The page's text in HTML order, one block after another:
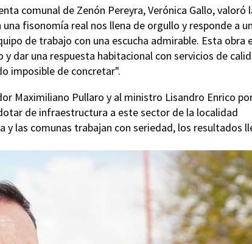
comunal de Zenón Pereyra, Verónica Gallo, valoró
fisonomía real nos llena de orgullo y responde a
de trabajo con una escucha admirable. Esta obra
dar una respuesta habitacional con servicios de
imposible de concretar".
Maximiliano Pullaro y al ministro Lisandro Enrico
de infraestructura a este sector de la localidad
las comunas trabajan con seriedad, los resultados